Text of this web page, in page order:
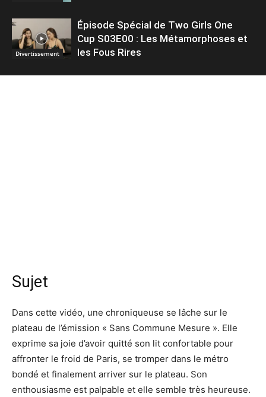
Divertissement
Épisode Spécial de Two Girls One
Cup S03E00 : Les Métamorphoses et
les Fous Rires
Sujet
Dans cette vidéo, une chroniqueuse se lâche sur le
plateau de l’émission « Sans Commune Mesure ». Elle
exprime sa joie d’avoir quitté son lit confortable pour
affronter le froid de Paris, se tromper dans le métro
bondé et finalement arriver sur le plateau. Son
enthousiasme est palpable et elle semble très heureuse.